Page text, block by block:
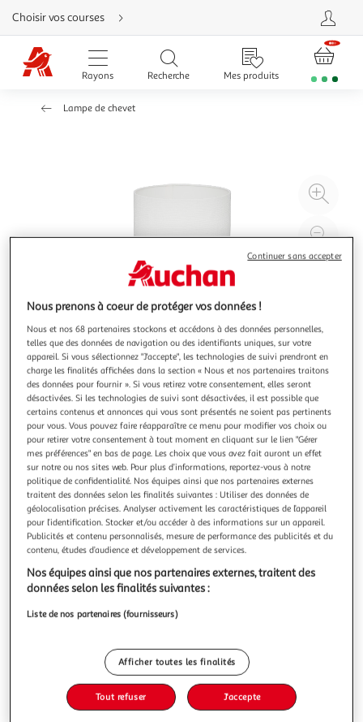
Aller
directement
au
contenu
Aller
directement
Aller
Choisir vos courses
Rayons Recherche Mes produits
Lampe de chevet
à
Illustration
précédente
Illustration
suivante
ATMOSPHERA
Lampe à poser en verre winter 43cm blanc
Informations Techniques : Dimensions : D. 27 x H. 43,5 cm
Matières : Verre & Coton Spécificités : Élégante & Utile
Interrupteur on/off Forme ronde Ampoule non incluse
Poids : 1,28 kg Couleur : Blanc
En savoir +
Vous voulez connaître le prix de ce produit ?
Afficher le prix
Caractéristiques
Nous prenons à coeur de protéger vos données !
Nous et nos 68 partenaires stockons et accédons à des données personnelles,
telles que des données de navigation ou des identifiants uniques, sur votre
appareil. Si vous sélectionnez "J'accepte", les technologies de suivi prendront en
charge les finalités affichées dans la section « Nous et nos partenaires traitons
des données pour fournir ». Si vous retirez votre consentement, elles seront
désactivées. Si les technologies de suivi sont désactivées, il est possible que
certains contenus et annonces qui vous sont présentés ne soient pas pertinents
pour vous. Vous pouvez faire réapparaître ce menu pour modifier vos choix ou
pour retirer votre consentement à tout moment en cliquant sur le lien "Gérer
mes préférences" en bas de page. Les choix que vous avez fait auront un effet
sur notre ou nos sites web. Pour plus d’informations, reportez-vous à notre
politique de confidentialité. Nos équipes ainsi que nos partenaires externes
traitent des données selon les finalités suivantes : Utiliser des données de
géolocalisation précises. Analyser activement les caractéristiques de l’appareil
pour l’identification. Stocker et/ou accéder à des informations sur un appareil.
Publicités et contenu personnalisés, mesure de performance des publicités et du
contenu, études d’audience et développement de services.
Nos équipes ainsi que nos partenaires externes, traitent des
données selon les finalités suivantes :
Liste de nos partenaires (fournisseurs)
Afficher toutes les finalités
Tout refuser J'accepte
Continuer sans accepter